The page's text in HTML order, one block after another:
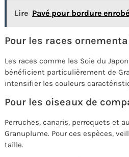
Lire Pavé pour bordure
Pour les races
Les races comme les Soie du
bénéficient particulièrement de
intensifier les couleurs
Pour les oiseaux de
Perruches, canaris, perroquets et
Granuplume. Pour ces espèces,
taille.